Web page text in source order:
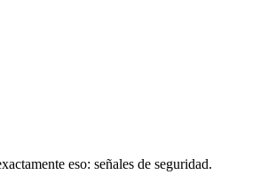
eso: señales de seguridad.